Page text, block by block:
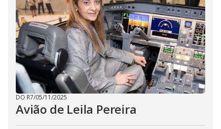
DO R7/05/11/2025
Avião de Leila Pereira